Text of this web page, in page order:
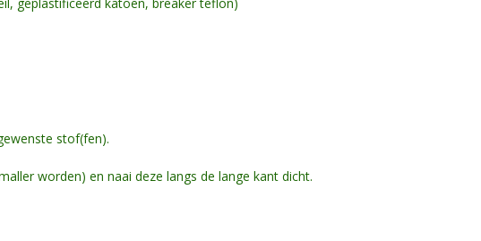
stof(fen).
worden) en naai deze langs de lange kant dicht.